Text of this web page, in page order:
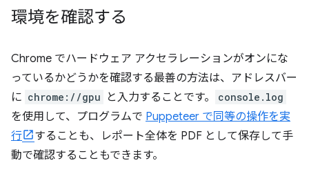
環境を確認する
Chrome でハードウェア アクセラレーションがオンにな
っているかどうかを確認する最善の方法は、アドレスバー
に chrome://gpu と入力することです。 console.log
を使用して、プログラムで Puppeteer で同等の操作を実
行
することも、レポート全体を PDF として保存して手
動で確認することもできます。